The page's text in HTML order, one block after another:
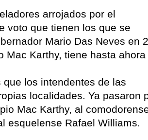
arrojados por el
voto que tienen los que se
Mario Das Neves en
Mac Karthy, tiene hasta ahora
los intendentes de las
localidades. Ya pasaron
Mac Karthy, al
esquelense Rafael Williams.